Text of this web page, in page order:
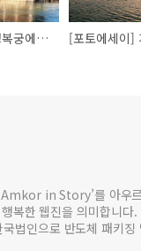
[포토에세이] 경복궁에 가다 [포토에세이]
in Story’를 아우
복한 웹진을 의미합니다
인으로 반도체 패키징